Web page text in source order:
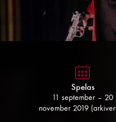
Spelas
11 september – 20
november 2019